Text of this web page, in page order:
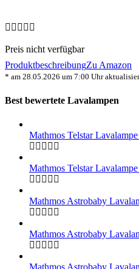
Preis nicht verfügbar
ProduktbeschreibungZu Amazon
* am 28.05.2026 um 7:00 Uhr
Best bewertete Lavalampen
Mathmos Telstar
Mathmos Telstar
Mathmos Astrobaby
Mathmos Astrobaby
Mathmos Astrobaby